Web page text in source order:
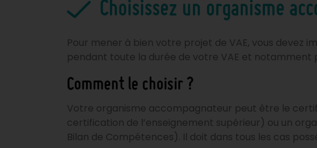
Choisissez un organisme
Pour mener à bien votre projet de VAE, vous devez
pendant toute la durée de votre VAE et
Comment le choisir ?
Votre organisme accompagnateur peut être le
certification de l’enseignement supérieur) ou un
Bilan de Compétences). Il doit dans tous les cas